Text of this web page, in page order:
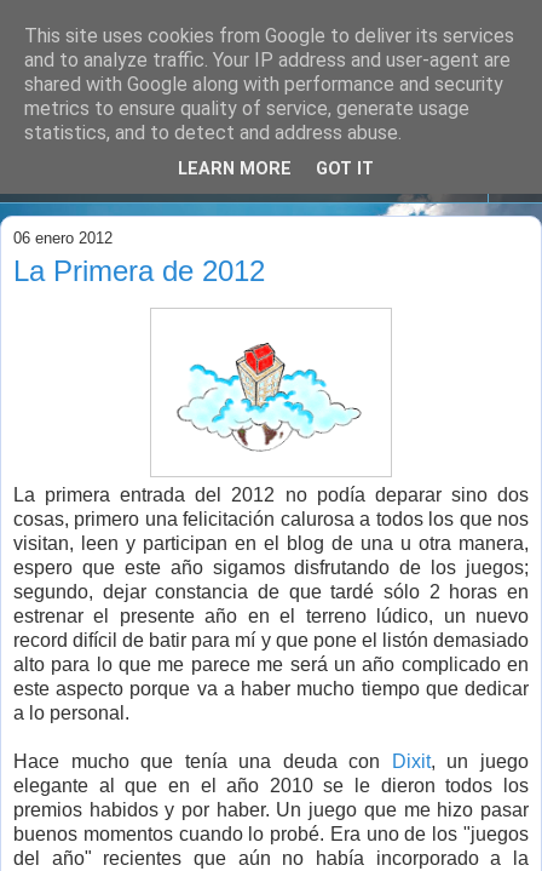
06 enero 2012
La Primera de 2012
La primera entrada del 2012 no podía deparar sino dos
cosas, primero una felicitación calurosa a todos los que nos
visitan, leen y participan en el blog de una u otra manera,
espero que este año sigamos disfrutando de los juegos;
segundo, dejar constancia de que tardé sólo 2 horas en
estrenar el presente año en el terreno lúdico, un nuevo
record difícil de batir para mí y que pone el listón demasiado
alto para lo que me parece me será un año complicado en
este aspecto porque va a haber mucho tiempo que dedicar
a lo personal.
Hace mucho que tenía una deuda con Dixit, un juego
elegante al que en el año 2010 se le dieron todos los
premios habidos y por haber. Un juego que me hizo pasar
buenos momentos cuando lo probé. Era uno de los "juegos
del año" recientes que aún no había incorporado a la
This site uses cookies from Google to deliver its services
and to analyze traffic. Your IP address and user-agent are
shared with Google along with performance and security
metrics to ensure quality of service, generate usage
statistics, and to detect and address abuse.
LEARN MORE GOT IT